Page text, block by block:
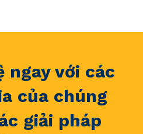
ngay với các
của chúng
giải pháp